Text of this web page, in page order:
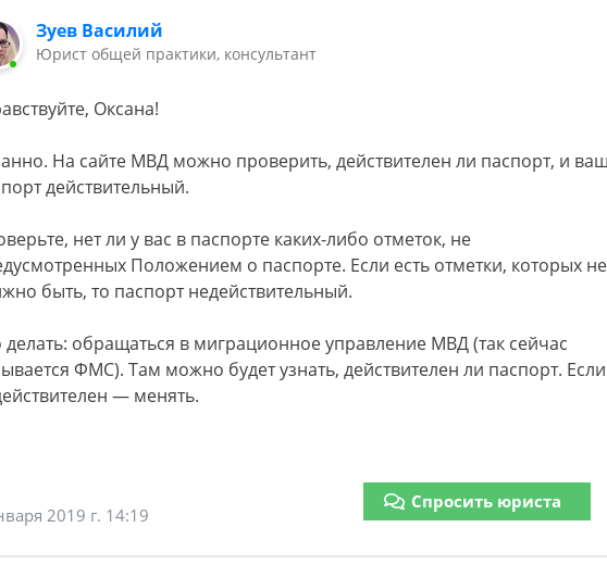
Зуев Василий
Юрист общей практики, консультант
Оксана!
На сайте МВД можно проверить, действителен ли паспорт, и ваш
действительный.
нет ли у вас в паспорте каких-либо отметок, не
Положением о паспорте. Если есть отметки, которых не
быть, то паспорт недействительный.
делать: обращаться в миграционное управление МВД (так сейчас
ФМС). Там можно будет узнать, действителен ли паспорт. Если
— менять.
2019 г. 14:19
Спросить юриста